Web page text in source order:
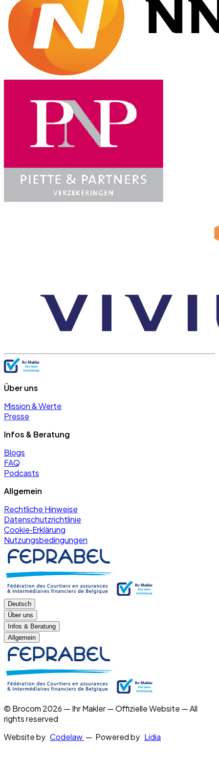
Über uns
Mission & Werte
Presse
Infos & Beratung
Blogs
FAQ
Podcasts
Allgemein
Rechtliche Hinweise
Datenschutzrichtlinie
Cookie‑Erklärung
Nutzungsbedingungen
Deutsch
Über uns
Infos & Beratung
Allgemein
© Brocom 2026 — Ihr Makler — Offizielle Website — All
rights reserved
Website by Codelaw — Powered by Lidia